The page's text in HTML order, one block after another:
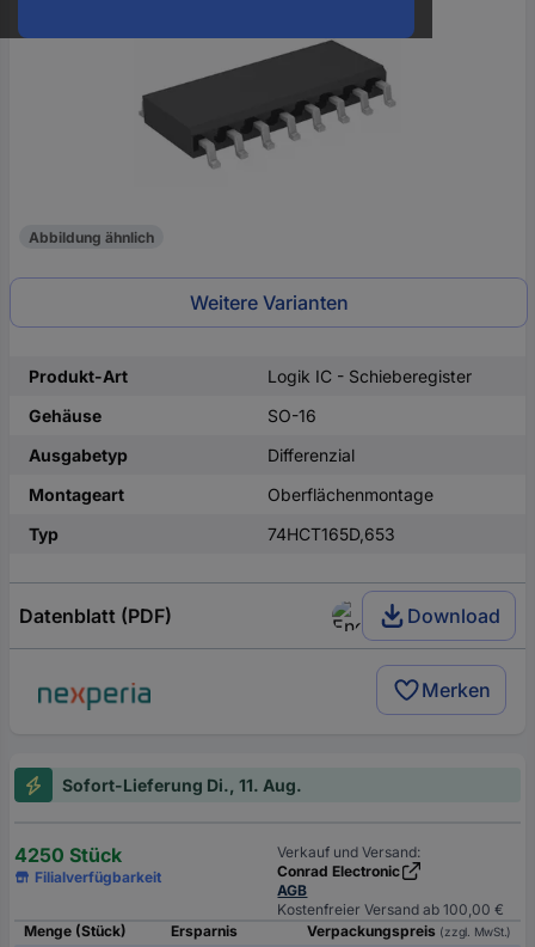
Abbildung ähnlich
Weitere Varianten
Produkt-Art
Logik IC - Schieberegister
Gehäuse
SO-16
Ausgabetyp
Differenzial
Montageart
Oberflächenmontage
Typ
74HCT165D,653
Datenblatt (PDF) Download
Merken
Sofort-Lieferung Di., 11. Aug.
4250 Stück
Filialverfügbarkeit
Verkauf und Versand:
Conrad Electronic
AGB
Kostenfreier Versand ab 100,00 €
Menge (Stück)
Ersparnis Verpackungspreis (zzgl. MwSt.)